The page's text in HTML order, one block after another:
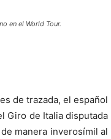
en el World Tour.
de trazada, el español
Giro de Italia disputada
manera inverosímil al